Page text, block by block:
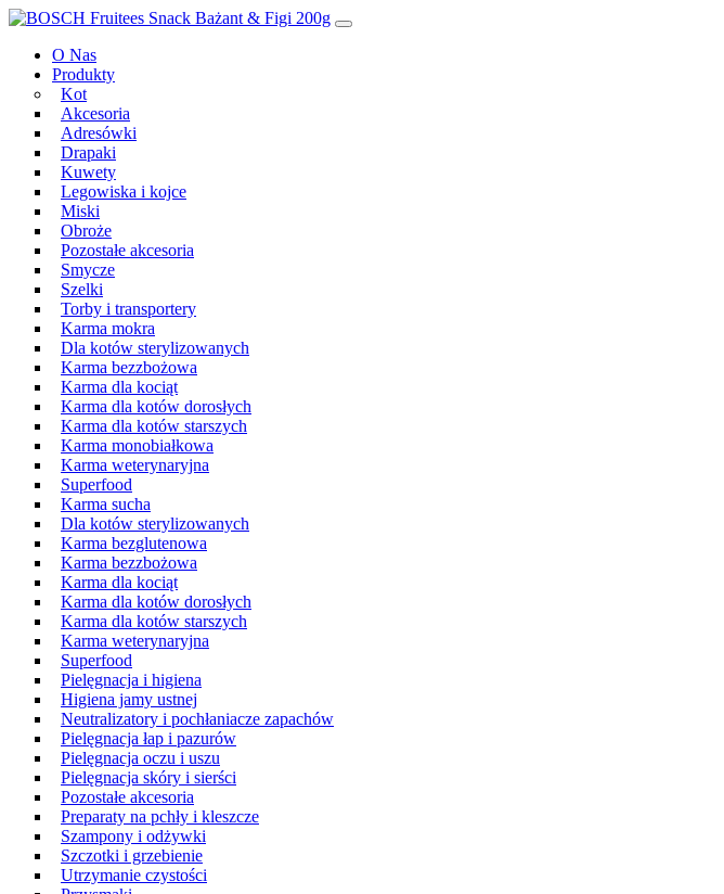
Przeskocz
treści
Main
Navigation
O Nas
Produkty
Kot
Akcesoria
Adresówki
Drapaki
Kuwety
Legowiska i kojce
Miski
Obroże
Pozostałe akcesoria
Smycze
Szelki
Torby i transportery
Karma mokra
Dla kotów sterylizowanych
Karma bezzbożowa
Karma dla kociąt
Karma dla kotów dorosłych
Karma dla kotów starszych
Karma monobiałkowa
Karma weterynaryjna
Superfood
Karma sucha
Dla kotów sterylizowanych
Karma bezglutenowa
Karma bezzbożowa
Karma dla kociąt
Karma dla kotów dorosłych
Karma dla kotów starszych
Karma weterynaryjna
Superfood
Pielęgnacja i higiena
Higiena jamy ustnej
Neutralizatory i pochłaniacze zapachów
Pielęgnacja łap i pazurów
Pielęgnacja oczu i uszu
Pielęgnacja skóry i sierści
Pozostałe akcesoria
Preparaty na pchły i kleszcze
Szampony i odżywki
Szczotki i grzebienie
Utrzymanie czystości